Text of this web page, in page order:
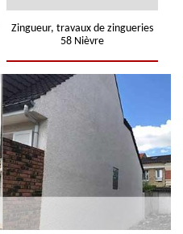
Zingueur, travaux de zingueries
58 Nièvre